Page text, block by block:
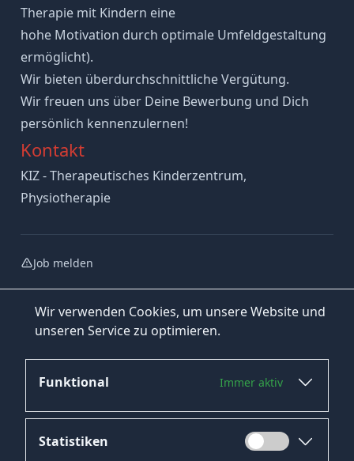
Wir verwenden Cookies, um unsere Website und
unseren Service zu optimieren.
Funktional Immer aktiv
Statistiken
Therapie mit Kindern eine
hohe Motivation durch optimale Umfeldgestaltung
ermöglicht).
Wir bieten überdurchschnittliche Vergütung.
Wir freuen uns über Deine Bewerbung und Dich
persönlich kennenzulernen!
Kontakt
KIZ - Therapeutisches Kinderzentrum,
Physiotherapie
Job melden
Jetzt bewerben